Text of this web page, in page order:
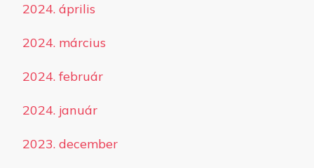
2024. április
2024. március
2024. február
2024. január
2023. december